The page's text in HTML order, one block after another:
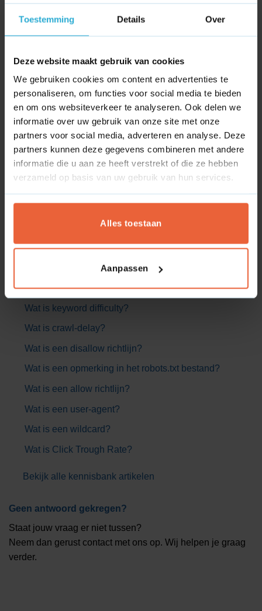
Toestemming Details Over
Deze website maakt gebruik van cookies
We gebruiken cookies om content en advertenties te
personaliseren, om functies voor social media te bieden
en om ons websiteverkeer te analyseren. Ook delen we
informatie over uw gebruik van onze site met onze
partners voor social media, adverteren en analyse. Deze
partners kunnen deze gegevens combineren met andere
informatie die u aan ze heeft verstrekt of die ze hebben
verzameld op basis van uw gebruik van hun services.
Alles toestaan
Aanpassen
Neem contact met ons op voor een oriënterend gesprek en
Shopify
Screaming Frog
Canva
Projectmanagement
Asana
Google Tag Manager
Looker studio
Veelgestelde vragen
Wat is keyword difficulty?
Wat is crawl-delay?
Wat is een disallow richtlijn?
Wat is een opmerking in het robots.txt bestand?
Wat is een allow richtlijn?
Wat is een user-agent?
Wat is een wildcard?
Wat is Click Trough Rate?
Bekijk alle kennisbank artikelen
Geen antwoord gekregen?
Staat jouw vraag er niet tussen?
Neem dan gerust contact met ons op. Wij helpen je graag
verder.